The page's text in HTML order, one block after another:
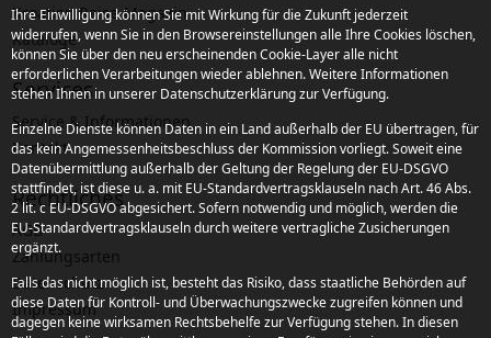
Kroatien Reise-Magazin
Kataloge
Services
Service & Informationen
Kontakt
Rechtliches
AGB
Zahlungsarten
Datenschutz
Impressum
Ihre Einwilligung können Sie mit Wirkung für die Zukunft jederzeit
widerrufen, wenn Sie in den Browsereinstellungen alle Ihre Cookies löschen,
können Sie über den neu erscheinenden Cookie-Layer alle nicht
erforderlichen Verarbeitungen wieder ablehnen. Weitere Informationen
stehen Ihnen in unserer Datenschutzerklärung zur Verfügung.
Einzelne Dienste können Daten in ein Land außerhalb der EU übertragen, für
das kein Angemessenheitsbeschluss der Kommission vorliegt. Soweit eine
Datenübermittlung außerhalb der Geltung der Regelung der EU-DSGVO
stattfindet, ist diese u. a. mit EU-Standardvertragsklauseln nach Art. 46 Abs.
2 lit. c EU-DSGVO abgesichert. Sofern notwendig und möglich, werden die
EU-Standardvertragsklauseln durch weitere vertragliche Zusicherungen
ergänzt.
Falls das nicht möglich ist, besteht das Risiko, dass staatliche Behörden auf
diese Daten für Kontroll- und Überwachungszwecke zugreifen können und
dagegen keine wirksamen Rechtsbehelfe zur Verfügung stehen. In diesen